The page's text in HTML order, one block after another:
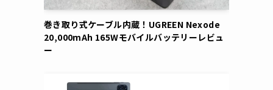
巻き取り式ケーブル内蔵！UGREEN Nexode
20,000mAh 165Wモバイルバッテリーレビュ
ー